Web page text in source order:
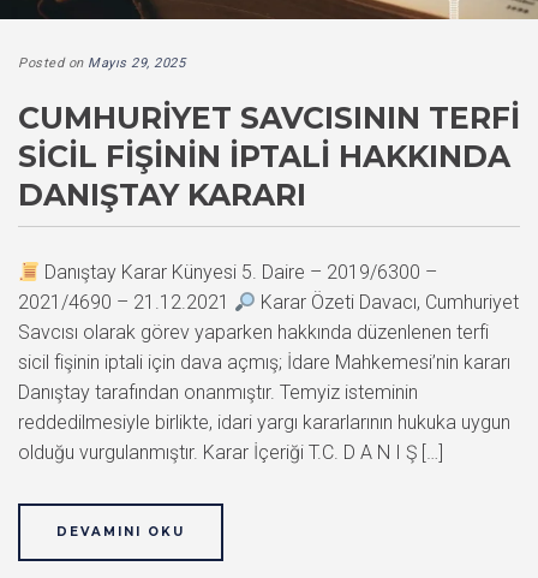
Posted on Mayıs 29, 2025
CUMHURIYET SAVCISININ TERFI
SICIL FIŞININ İPTALI HAKKINDA
DANIŞTAY KARARI
Danıştay Karar Künyesi 5. Daire – 2019/6300 –
2021/4690 – 21.12.2021
Karar Özeti Davacı, Cumhuriyet
Savcısı olarak görev yaparken hakkında düzenlenen terfi
sicil fişinin iptali için dava açmış; İdare Mahkemesi’nin kararı
Danıştay tarafından onanmıştır. Temyiz isteminin
reddedilmesiyle birlikte, idari yargı kararlarının hukuka uygun
olduğu vurgulanmıştır. Karar İçeriği T.C. D A N I Ş […]
DEVAMINI OKU